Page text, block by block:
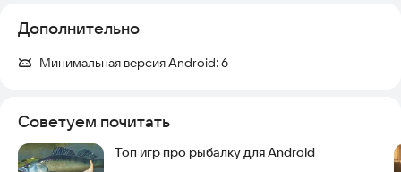
Дополнительно
Минимальная версия Android:6
Советуем почитать
Топ игр про рыбалку для Android